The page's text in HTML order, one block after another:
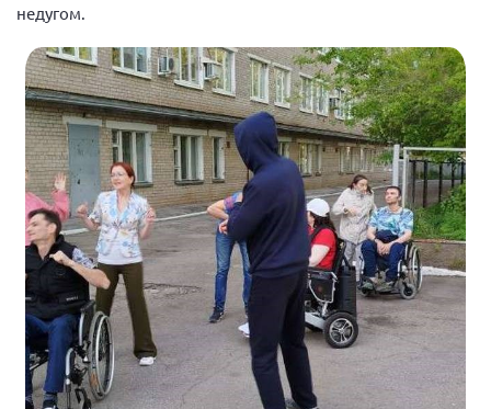
Шестой съезд
Письма и официальные ответы
Нормативно-правовые документы
Методическая литература для НКО
Публичные отчеты
Исследования, аналитика, мнения
Всероссийская онлайн конференция
"Рассеянный склероз. XX лет работы
ОООИБРС" (25-29.08.2020)
Всероссийская конференция-тренинг
недугом.